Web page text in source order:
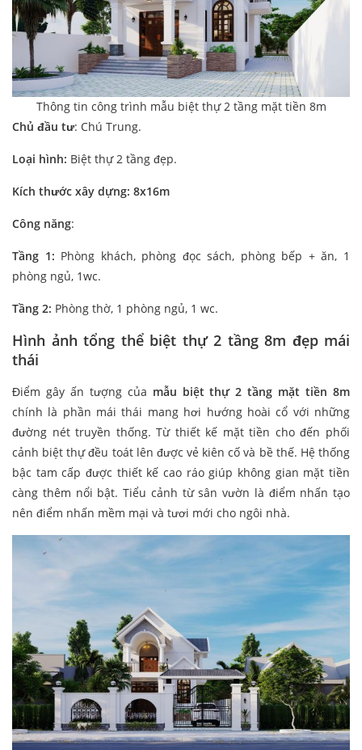
Thông tin công trình mẫu biệt thự 2 tầng mặt tiền 8m
Chủ đầu tư: Chú Trung.
Loại hình: Biệt thự 2 tầng đẹp.
Kích thước xây dựng: 8x16m
Công năng:
Tầng 1: Phòng khách, phòng đọc sách, phòng bếp + ăn, 1
phòng ngủ, 1wc.
Tầng 2: Phòng thờ, 1 phòng ngủ, 1 wc.
Hình ảnh tổng thể biệt thự 2 tầng 8m đẹp mái
thái
Điểm gây ấn tượng của mẫu biệt thự 2 tầng mặt tiền 8m
chính là phần mái thái mang hơi hướng hoài cổ với những
đường nét truyền thống. Từ thiết kế mặt tiền cho đến phối
cảnh biệt thự đều toát lên được vẻ kiên cố và bề thế. Hệ thống
bậc tam cấp được thiết kế cao ráo giúp không gian mặt tiền
càng thêm nổi bật. Tiểu cảnh từ sân vườn là điểm nhấn tạo
nên điểm nhấn mềm mại và tươi mới cho ngôi nhà.